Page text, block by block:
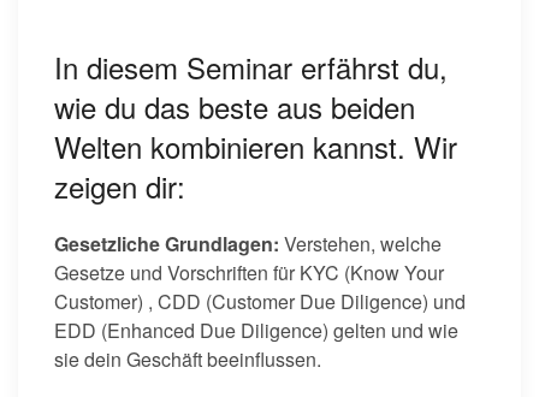
In diesem Seminar erfährst du,
wie du das beste aus beiden
Welten kombinieren kannst. Wir
zeigen dir:
Gesetzliche Grundlagen: Verstehen, welche
Gesetze und Vorschriften für KYC (Know Your
Customer) , CDD (Customer Due Diligence) und
EDD (Enhanced Due Diligence) gelten und wie
sie dein Geschäft beeinflussen.